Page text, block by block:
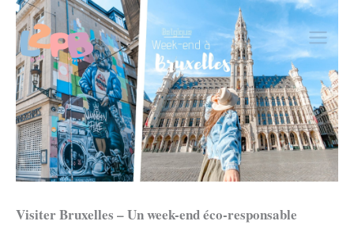
Aller
contenu
Visiter Bruxelles – Un week-end éco-responsable